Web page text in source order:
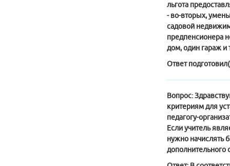
льгота
- во-вторых,
садовой
предпенсионера
дом, один гараж и
Ответ
Вопрос:
критериям для
педагогу-
Если учитель
нужно начислять
дополнительного